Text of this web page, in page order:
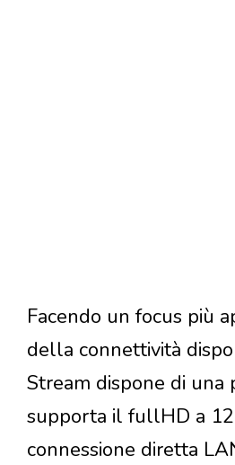
Facendo un focus più
della connettività
Stream dispone di una
supporta il fullHD a
connessione diretta